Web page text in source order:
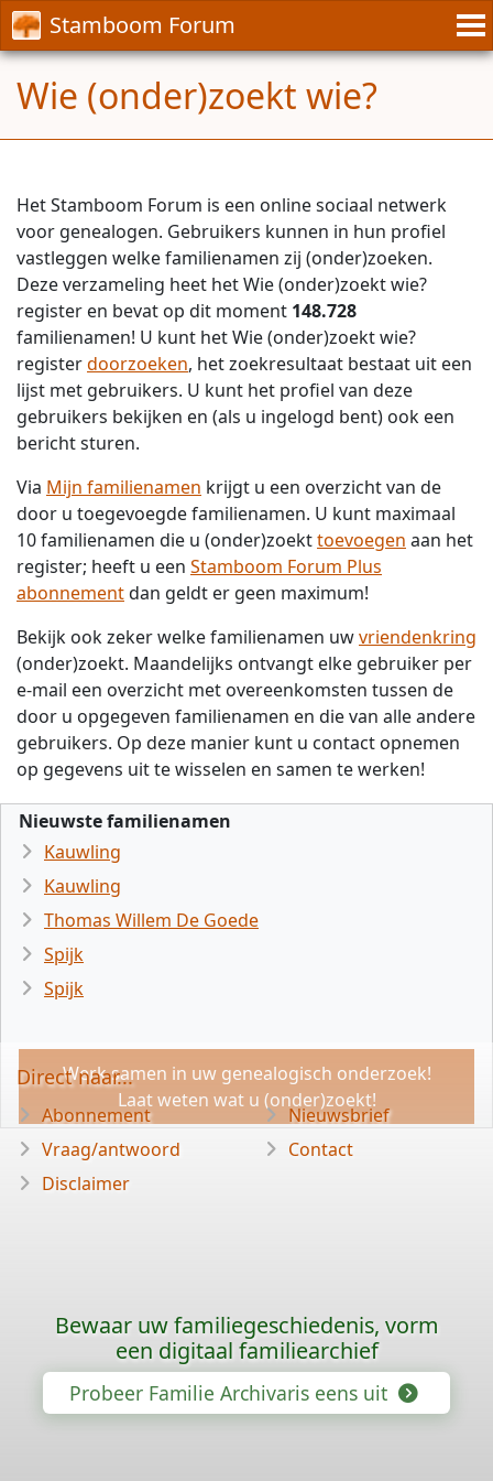
Stamboom Forum
Wie (onder)zoekt wie?
Het Stamboom Forum is een online sociaal netwerk
voor genealogen. Gebruikers kunnen in hun profiel
vastleggen welke familienamen zij (onder)zoeken.
Deze verzameling heet het Wie (onder)zoekt wie?
register en bevat op dit moment 148.728
familienamen! U kunt het Wie (onder)zoekt wie?
registerdoorzoeken, het zoekresultaat bestaat uit een
lijst met gebruikers. U kunt het profiel van deze
gebruikers bekijken en (als u ingelogd bent) ook een
bericht sturen.
Via Mijn familienamen krijgt u een overzicht van de
door u toegevoegde familienamen. U kunt maximaal
10 familienamen die u (onder)zoekttoevoegen aan het
register; heeft u een Stamboom Forum Plus
abonnementdan geldt er geen maximum!
Bekijk ook zeker welke familienamen uwvriendenkring
(onder)zoekt. Maandelijks ontvangt elke gebruiker per
e-mail een overzicht met overeenkomsten tussen de
door u opgegeven familienamen en die van alle andere
gebruikers. Op deze manier kunt u contact opnemen
op gegevens uit te wisselen en samen te werken!
Nieuwste familienamen
Kauwling
Kauwling
Thomas Willem De Goede
Spijk
Spijk
Werk samen in uw genealogisch onderzoek!
Laat weten wat u (onder)zoekt!
Direct naar...
Abonnement
Vraag/antwoord
Disclaimer
Nieuwsbrief
Contact
Bewaar uw familiegeschiedenis, vorm
een digitaal familiearchief
Probeer Familie Archivaris eens uit